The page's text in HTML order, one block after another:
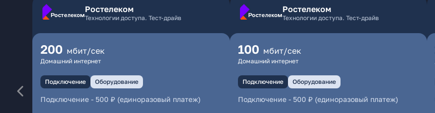
Ростелеком
Технологии доступа. Тест-драйв
200 мбит/сек
Домашний интернет
Подключение Оборудование
Подключение - 500 ₽ (единоразовый платеж)
Ростелеком
Технологии доступа. Тест-драйв
100 мбит/сек
Домашний интернет
Подключение Оборудование
Подключение- 500 ₽ (единоразовый платеж)